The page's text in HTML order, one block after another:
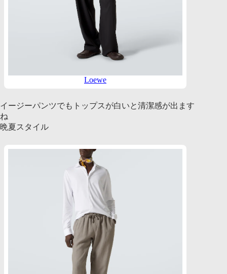
Loewe
イージーパンツでもトップスが白いと清潔感が出ます
ね
晩夏スタイル